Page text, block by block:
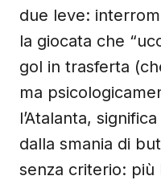
due leve:
la giocata che
gol in trasferta
ma
l’Atalanta,
dalla smania di
senza criterio: più